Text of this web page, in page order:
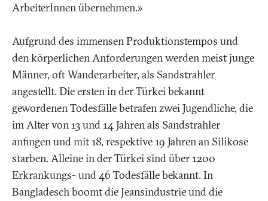
ArbeiterInnen übernehmen.»
Aufgrund des immensen Produktionstempos und
den körperlichen Anforderungen werden meist junge
Männer, oft Wanderarbeiter, als Sandstrahler
angestellt. Die ersten in der Türkei bekannt
gewordenen Todesfälle betrafen zwei Jugendliche, die
im Alter von 13 und 14 Jahren als Sandstrahler
anfingen und mit 18, respektive 19 Jahren an Silikose
starben. Alleine in der Türkei sind über 1200
Erkrankungs- und 46 Todesfälle bekannt. In
Bangladesch boomt die Jeansindustrie und die